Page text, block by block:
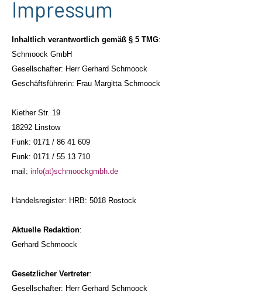
Impressum
Inhaltlich verantwortlich gemäß § 5 TMG:
Schmoock GmbH
Gesellschafter: Herr Gerhard Schmoock
Geschäftsführerin: Frau Margitta Schmoock
Kiether Str. 19
18292 Linstow
Funk: 0171 / 86 41 609
Funk: 0171 / 55 13 710
mail: info(at)schmoockgmbh.de
Handelsregister: HRB: 5018 Rostock
Aktuelle Redaktion:
Gerhard Schmoock
Gesetzlicher Vertreter:
Gesellschafter: Herr Gerhard Schmoock